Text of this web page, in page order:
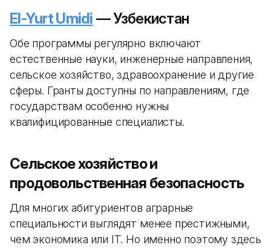
El-Yurt Umidi — Узбекистан
Обе программы регулярно включают
естественные науки, инженерные направления,
сельское хозяйство, здравоохранение и другие
сферы. Гранты доступны по направлениям, где
государствам особенно нужны
квалифицированные специалисты.
Сельское хозяйство и
продовольственная безопасность
Для многих абитуриентов аграрные
специальности выглядят менее престижными,
чем экономика или IT. Но именно поэтому здесь